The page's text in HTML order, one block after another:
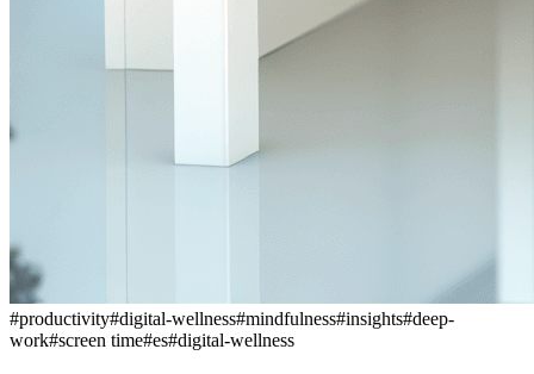
#productivity#digital-wellness#mindfulness#insights#deep-
work#screen time#es#digital-wellness